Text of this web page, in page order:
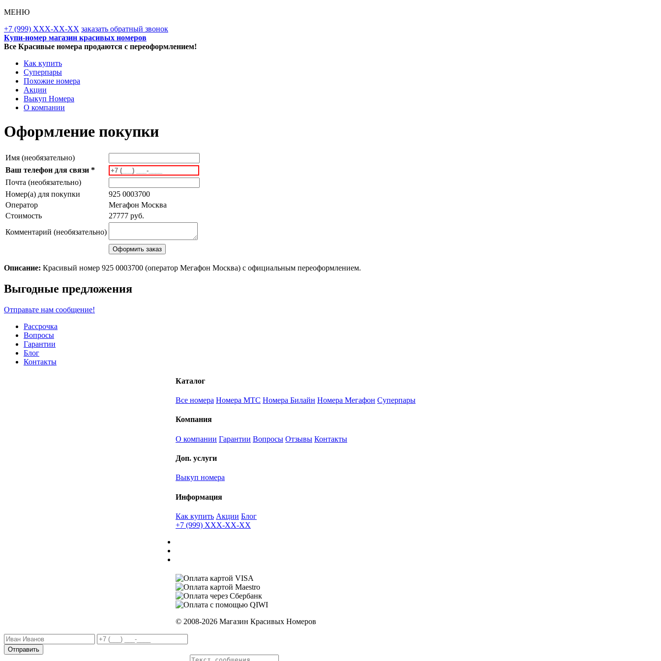
МЕНЮ
+7 (999) XXX-XX-XX заказать обратный звонок
Купи-номер магазин красивых номеров
Все Красивые номера продаются с переоформлением!
Как купить
Суперпары
Похожие номера
Акции
Выкуп Номера
О компании
Оформление покупки
Имя (необязательно)
Ваш телефон для связи *
Почта (необязательно)
Номер(а) для покупки
925 0003700
Оператор
Мегафон Москва
Стоимость
27777 руб.
Комментарий (необязательно)
Описание: Красивый номер 925 0003700 (оператор Мегафон Москва) с официальным переоформлением.
Scroll
Up
Выгодные предложения
Отправьте нам сообщение!
Рассрочка
Вопросы
Гарантии
Блог
Контакты
Каталог
Все номера Номера МТС Номера Билайн Номера Мегафон Суперпары
Компания
О компании Гарантии Вопросы Отзывы Контакты
Доп. услуги
Выкуп номера
Информация
Как купить Акции Блог
+7 (999) XXX-XX-XX
© 2008-2026 Магазин Красивых Номеров
Отправить